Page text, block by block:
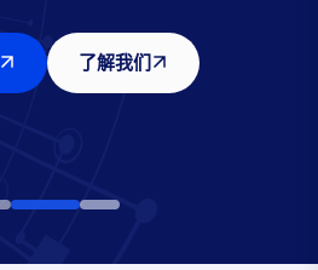
了解我们
了解我们